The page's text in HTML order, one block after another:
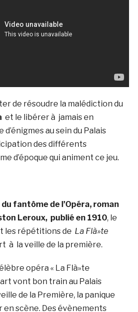
de résoudre la malédiction du
et le libérer à jamais en
au sein du Palais
des différents
d’époque qui animent ce jeu.
fantôme de l’Opéra, roman
Leroux, publié en 1910, le
les répétitions de La Flà»te
à la veille de la première.
opéra « La Flà»te
vont bon train au Palais
de la Première, la panique
en scène. Des évènements